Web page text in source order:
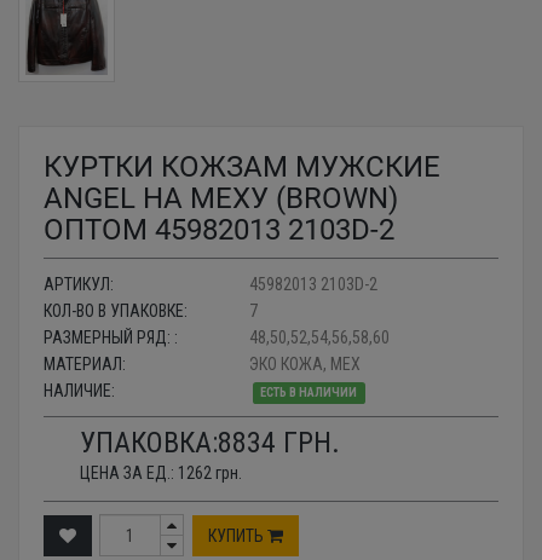
КУРТКИ КОЖЗАМ МУЖСКИЕ
ANGEL НА МЕХУ (BROWN)
ОПТОМ 45982013 2103D-2
АРТИКУЛ:
45982013 2103D-2
КОЛ-ВО В УПАКОВКЕ:
7
РАЗМЕРНЫЙ РЯД: :
48,50,52,54,56,58,60
МАТЕРИАЛ:
ЭКО КОЖА, МЕХ
НАЛИЧИЕ:
ЕСТЬ В НАЛИЧИИ
УПАКОВКА:8834 ГРН.
ЦЕНА ЗА ЕД.: 1262 грн.
КУПИТЬ